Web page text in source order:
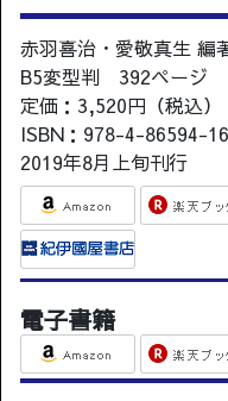
赤羽喜治・愛敬真生 編
B5変型判 392ページ
定価：3,520円（税込）
ISBN：978-4-86594-
2019年8月上旬刊行
電子書籍